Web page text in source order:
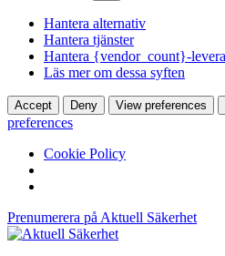
Hantera alternativ
Hantera tjänster
Hantera {vendor_count}-
Läs mer om dessa syften
Accept Deny View preferences
preferences
Cookie Policy
Prenumerera på Aktuell Säkerhet